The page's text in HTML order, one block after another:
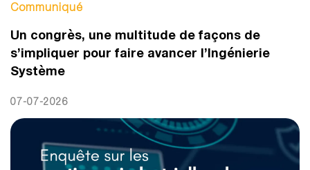
Communiqué
Un congrès, une multitude de façons de
s’impliquer pour faire avancer l’Ingénierie
Système
07-07-2026